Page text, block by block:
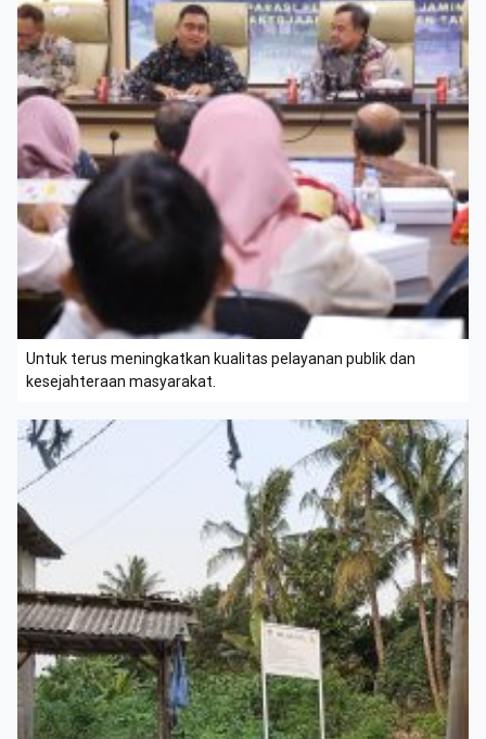
Untuk terus meningkatkan kualitas pelayanan publik dan
kesejahteraan masyarakat.